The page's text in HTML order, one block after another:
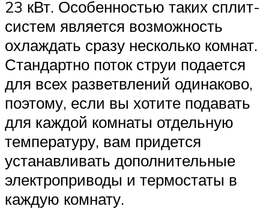
23 кВт. Особенностью таких сплит-
систем является возможность
охлаждать сразу несколько комнат.
Стандартно поток струи подается
для всех разветвлений одинаково,
поэтому, если вы хотите подавать
для каждой комнаты отдельную
температуру, вам придется
устанавливать дополнительные
электроприводы и термостаты в
каждую комнату.